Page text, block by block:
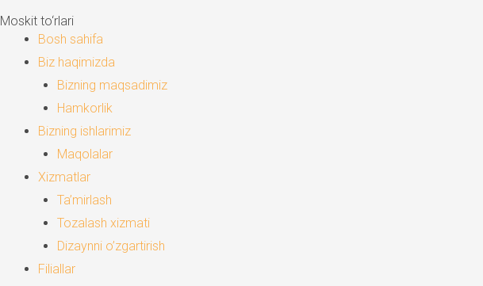
Moskit to‘rlari
Bosh sahifa
Biz haqimizda
Bizning maqsadimiz
Hamkorlik
Bizning ishlarimiz
Maqolalar
Xizmatlar
Ta’mirlash
Tozalash xizmati
Dizaynni o’zgartirish
Filiallar